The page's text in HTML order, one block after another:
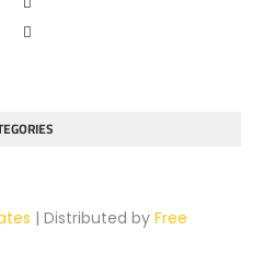
| Distributed by Free